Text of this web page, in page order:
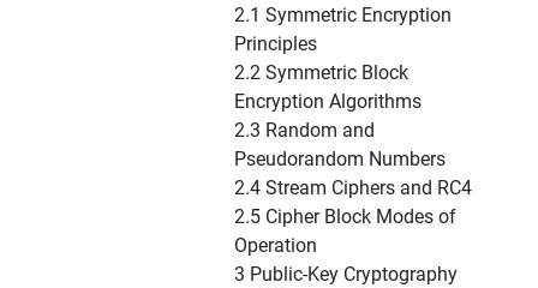
2.1 Symmetric Encryption
Principles
2.2 Symmetric Block
Encryption Algorithms
2.3 Random and
Pseudorandom Numbers
2.4 Stream Ciphers and RC4
2.5 Cipher Block Modes of
Operation
3 Public-Key Cryptography